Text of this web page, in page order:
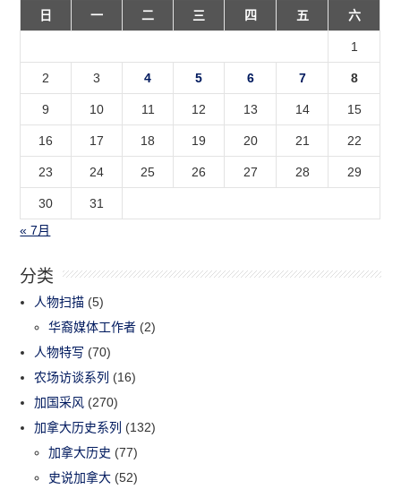
日
一 二 三 四 五 六
1
2 3 4 5 6 7 8
9 10 11 12 13 14 15
16 17 18 19 20 21 22
23 24 25 26 27 28 29
30
31
« 7月
分类
人物扫描 (5)
华裔媒体工作者 (2)
人物特写 (70)
农场访谈系列 (16)
加国采风 (270)
加拿大历史系列 (132)
加拿大历史 (77)
史说加拿大 (52)